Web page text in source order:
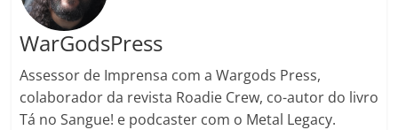
WarGodsPress
Assessor de Imprensa com a Wargods Press,
colaborador da revista Roadie Crew, co-autor do livro
Tá no Sangue! e podcaster com o Metal Legacy.